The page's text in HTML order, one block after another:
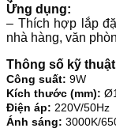
Ứng dụng:
– Thích hợp lắp
nhà hàng, văn
Thông số kỹ
Công suất: 9W
Kích thước (mm):
Điện áp: 220V/50Hz
Ánh sáng: 3000K/